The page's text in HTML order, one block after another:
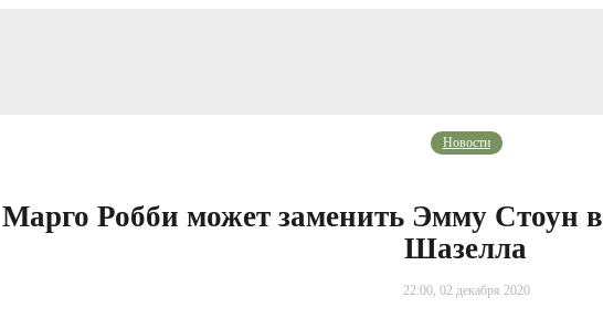
Новости
Марго Робби может заменить Эмму Стоун
Шазелла
22:00, 02 декабря 2020